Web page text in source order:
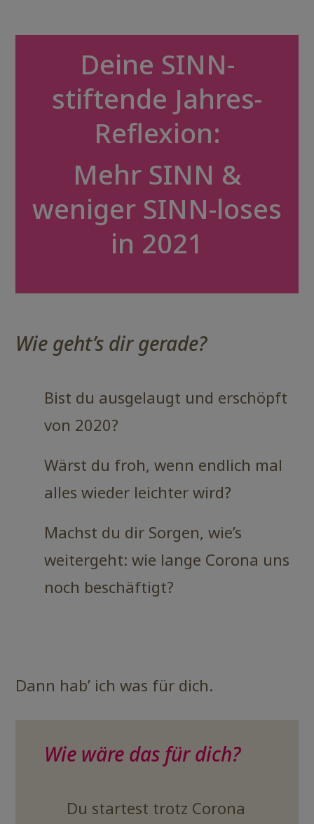
Deine SINN-
stiftende Jahres-
Reflexion:
Mehr SINN &
weniger SINN-loses
in 2021
Wie geht’s dir gerade?
Bist du ausgelaugt und erschöpft
von 2020?
Wärst du froh, wenn endlich mal
alles wieder leichter wird?
Machst du dir Sorgen, wie’s
weitergeht: wie lange Corona uns
noch beschäftigt?
Dann hab’ ich was für dich.
Wie wäre das für dich?
Du startest trotz Corona